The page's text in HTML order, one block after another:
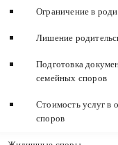
Ограничение в
Лишение
Подготовка
семейных споров
Стоимость услуг в
споров